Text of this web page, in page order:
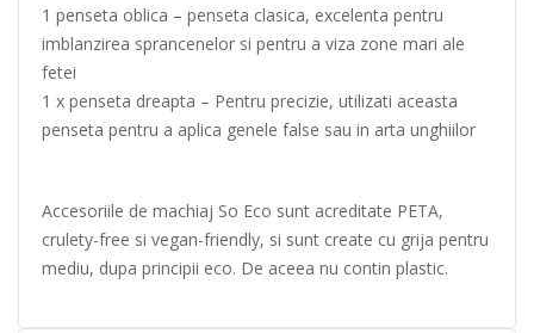
1 penseta oblica – penseta clasica, excelenta pentru
imblanzirea sprancenelor si pentru a viza zone mari ale
fetei
1 x penseta dreapta – Pentru precizie, utilizati aceasta
penseta pentru a aplica genele false sau in arta unghiilor
Accesoriile de machiaj So Eco sunt acreditate PETA,
crulety-free si vegan-friendly, si sunt create cu grija pentru
mediu, dupa principii eco. De aceea nu contin plastic.